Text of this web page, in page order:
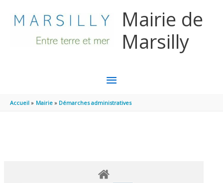
Mairie de
Marsilly
MENU
PRINCIPAL
Accueil Mairie Démarches administratives